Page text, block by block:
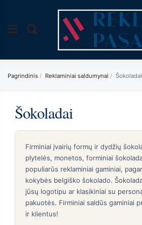
Pagrindinis Reklaminiai saldumynai Šokoladai
Šokoladai
Firminiai įvairių formų ir dydžių
plytelės, monetos, forminiai
populiarūs reklaminiai gaminiai,
kokybės belgiško šokolado.
jūsų logotipu ar klasikiniai su
pakuotės. Firminiai saldūs gaminiai
ir klientus!